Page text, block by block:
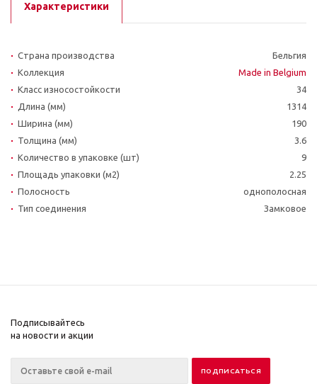
Характеристики
Страна производства
Бельгия
Коллекция
Made in Belgium
Класс износостойкости
34
Длина (мм)
1314
Ширина (мм)
190
Толщина (мм)
3.6
Количество в упаковке (шт)
9
Площадь упаковки (м2)
2.25
Полосность
однополосная
Тип соединения
Замковое
Подписывайтесь
на новости и акции